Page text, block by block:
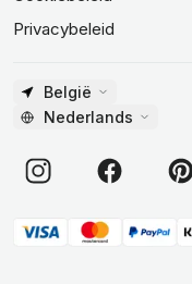
Privacybeleid
België
Nederlands